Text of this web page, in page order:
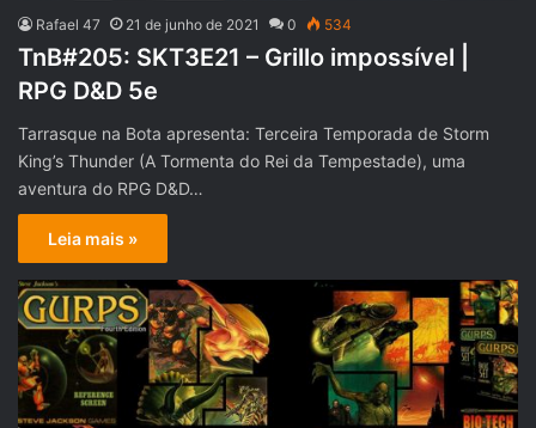
Rafael 47 21 de junho de 2021 0 534
TnB#205: SKT3E21 – Grillo impossível |
RPG D&D 5e
Tarrasque na Bota apresenta: Terceira Temporada de Storm
King’s Thunder (A Tormenta do Rei da Tempestade), uma
aventura do RPG D&D…
Leia mais »